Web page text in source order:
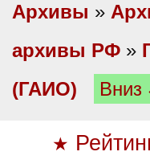
Архивы »
архивы РФ »
(ГАИО)
Вниз
★